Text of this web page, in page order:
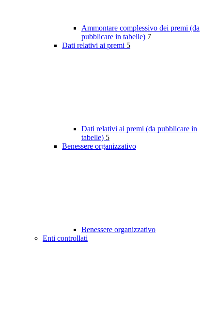
Ammontare complessivo dei premi (da
pubblicare in tabelle) 7
Dati relativi ai premi 5
Dati relativi ai premi (da pubblicare in
tabelle) 5
Benessere organizzativo
Benessere organizzativo
Enti controllati